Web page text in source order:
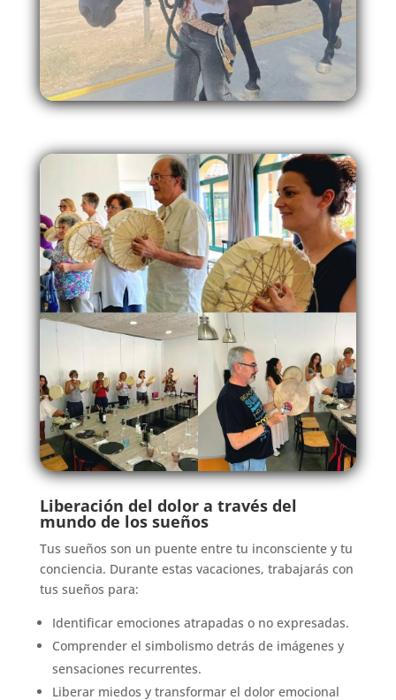
Liberación del dolor a través del
mundo de los sueños
Tus sueños son un puente entre tu inconsciente y tu
conciencia. Durante estas vacaciones, trabajarás con
tus sueños para:
Identificar emociones atrapadas o no expresadas.
Comprender el simbolismo detrás de imágenes y
sensaciones recurrentes.
Liberar miedos y transformar el dolor emocional